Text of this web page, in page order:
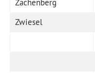
Zachenberg
Zwiesel